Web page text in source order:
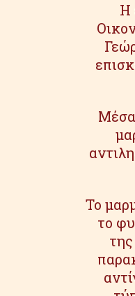
Η
Μέσα
Το
το